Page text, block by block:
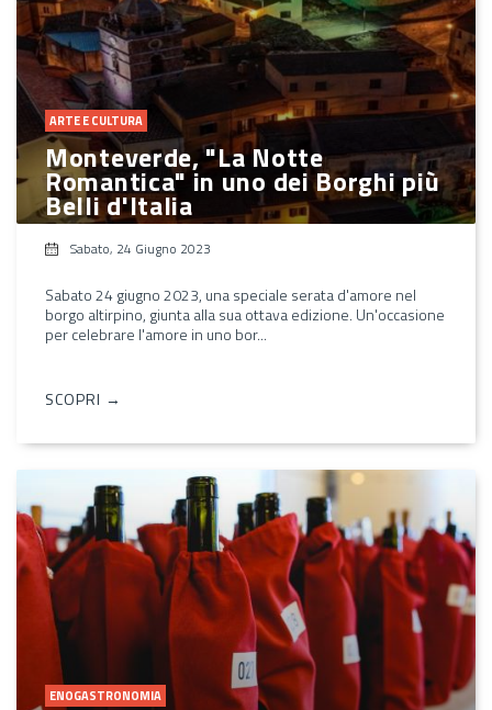
ARTE E CULTURA
Monteverde, "La Notte
Romantica" in uno dei Borghi più
Belli d'Italia
Sabato, 24 Giugno 2023
Sabato 24 giugno 2023, una speciale serata d'amore nel
borgo altirpino, giunta alla sua ottava edizione. Un'occasione
per celebrare l'amore in uno bor...
SCOPRI →
ENOGASTRONOMIA